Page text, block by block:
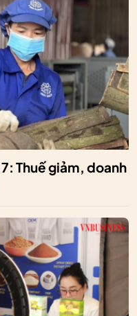
Thuế giảm, doanh